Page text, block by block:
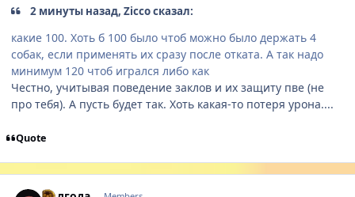
2 минуты назад, Zicco сказал:
какие 100. Хоть б 100 было чтоб можно было держать 4
собак, если применять их сразу после отката. А так надо
минимум 120 чтоб игрался либо как
Честно, учитывая поведение заклов и их защиту пве (не
про тебя). А пусть будет так. Хоть какая-то потеря урона....
Quote